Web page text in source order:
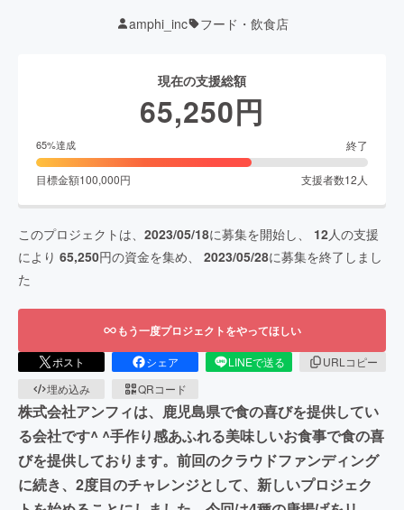
amphi_inc フード・飲食店
現在の支援総額
65,250円
65%達成 終了
目標金額100,000円 支援者数12 人
このプロジェクトは、 2023/05/18に募集を開始し、 12人の支援
により 65,250円の資金を集め、 2023/05/28に募集を終了しまし
た
もう一度プロジェクトをやってほしい
ポスト シェア LINEで送る
URLコピー
埋め込み
QRコード
株式会社アンフィは、鹿児島県で食の喜びを提供してい
る会社です︎^ ^手作り感あふれる美味しいお食事で食の喜
びを提供しております。前回のクラウドファンディング
に続き、2度目のチャレンジとして、新しいプロジェク